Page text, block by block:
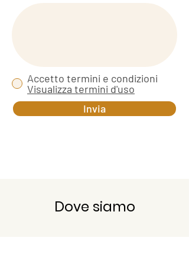
Accetto termini e condizioni
Visualizza termini d'uso
Invia
Dove siamo